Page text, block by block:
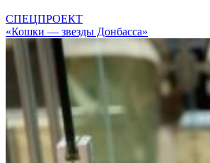
СПЕЦПРОЕКТ
«Кошки — звезды Донбасса»